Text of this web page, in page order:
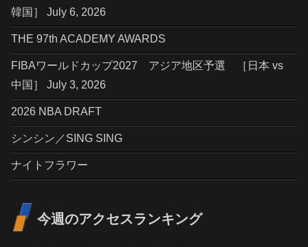
韓国］ July 6, 2026
THE 97th ACADEMY AWARDS
FIBAワールドカップ2027 アジア地区予選 ［日本 vs
中国］ July 3, 2026
2026 NBA DRAFT
シンシン／SING SING
ナイトフラワー
今週のアクセスランキング